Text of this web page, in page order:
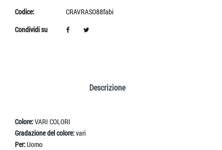
Codice:
CRAVRASO88fabi
Condividi su
Descrizione
Colore:VARI COLORI
Gradazione del colore:vari
Per:Uomo